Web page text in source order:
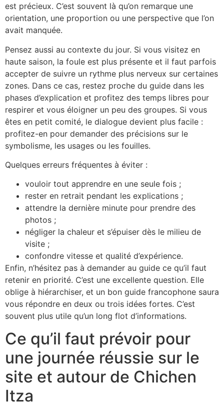
est précieux. C’est souvent là qu’on remarque une
orientation, une proportion ou une perspective que l’on
avait manquée.
Pensez aussi au contexte du jour. Si vous visitez en
haute saison, la foule est plus présente et il faut parfois
accepter de suivre un rythme plus nerveux sur certaines
zones. Dans ce cas, restez proche du guide dans les
phases d’explication et profitez des temps libres pour
respirer et vous éloigner un peu des groupes. Si vous
êtes en petit comité, le dialogue devient plus facile :
profitez-en pour demander des précisions sur le
symbolisme, les usages ou les fouilles.
Quelques erreurs fréquentes à éviter :
vouloir tout apprendre en une seule fois ;
rester en retrait pendant les explications ;
attendre la dernière minute pour prendre des
photos ;
négliger la chaleur et s’épuiser dès le milieu de
visite ;
confondre vitesse et qualité d’expérience.
Enfin, n’hésitez pas à demander au guide ce qu’il faut
retenir en priorité. C’est une excellente question. Elle
oblige à hiérarchiser, et un bon guide francophone saura
vous répondre en deux ou trois idées fortes. C’est
souvent plus utile qu’un long flot d’informations.
Ce qu’il faut prévoir pour
une journée réussie sur le
site et autour de Chichen
Itza